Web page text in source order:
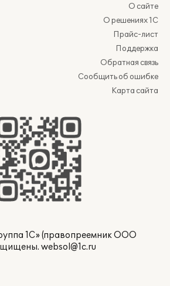
О сайте
О решениях 1С
Прайс-лист
Поддержка
Обратная связь
Сообщить об ошибке
Карта сайта
1С» (правопреемник ООО
websol@1c.ru